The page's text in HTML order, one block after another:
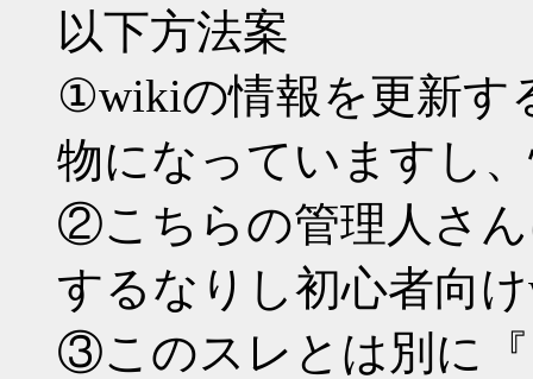
以下方法案
①wikiの情報を更新す
物になっていますし
②こちらの管理人さ
するなりし初心者向
③このスレとは別に